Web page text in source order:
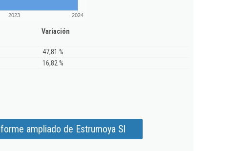
2023 2024
Variación
47,81 %
16,82 %
ampliado de Estrumoya Sl